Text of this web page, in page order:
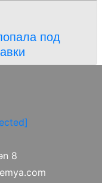
под
8